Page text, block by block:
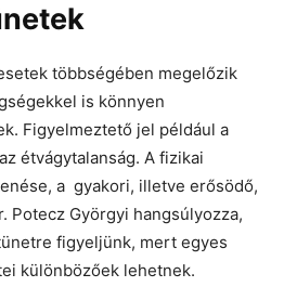
többségében megelőzik
is könnyen
Figyelmeztető jel például a
étvágytalanság. A fizikai
a gyakori, illetve erősödő,
Potecz Györgyi hangsúlyozza,
figyeljünk, mert egyes
különbözőek lehetnek.